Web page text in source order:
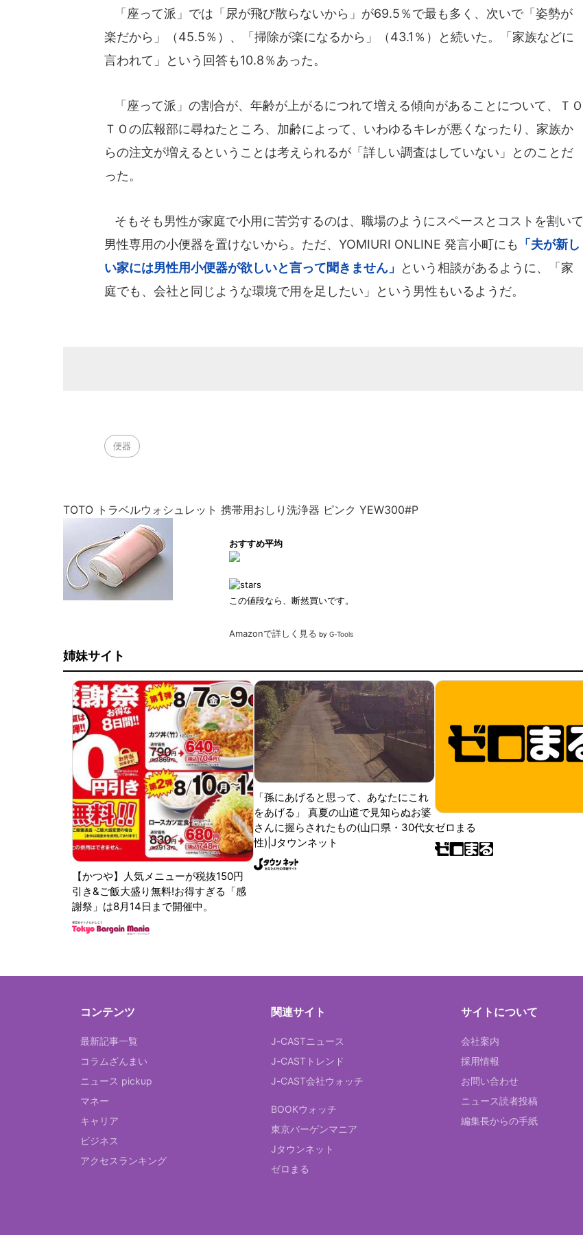
「座って派」では「尿が飛び散らないから」が69.5％で最も多く、次いで「姿勢が
楽だから」（45.5％）、「掃除が楽になるから」（43.1％）と続いた。「家族などに
言われて」という回答も10.8％あった。
「座って派」の割合が、年齢が上がるにつれて増える傾向があることについて、ＴＯ
ＴＯの広報部に尋ねたところ、加齢によって、いわゆるキレが悪くなったり、家族か
らの注文が増えるということは考えられるが「詳しい調査はしていない」とのことだ
った。
そもそも男性が家庭で小用に苦労するのは、職場のようにスペースとコストを割いて
男性専用の小便器を置けないから。ただ、YOMIURI ONLINE 発言小町にも
「夫が新し
い家には男性用小便器が欲しいと言って聞きません」
という相談があるように、「家
庭でも、会社と同じような環境で用を足したい」という男性もいるようだ。
便器
TOTO トラベルウォシュレット 携帯用おしり洗浄器 ピンク YEW300#P
おすすめ平均
この値段なら、断然買いです。
Amazonで詳しく見る by G-Tools
姉妹サイト
【かつや】人気メニューが税抜150円
引き&ご飯大盛り無料!お得すぎる「感
謝祭」は8月14日まで開催中。
「孫にあげると思って、あなたにこれ
をあげる」 真夏の山道で見知らぬお婆
さんに握らされたもの(山口県・30代女
性)|Jタウンネット
ゼロまる
コンテンツ
最新記事一覧
コラムざんまい
ニュース pickup
マネー
キャリア
ビジネス
アクセスランキング
関連サイト
J-CASTニュース
J-CASTトレンド
J-CAST会社ウォッチ
BOOKウォッチ
東京バーゲンマニア
Jタウンネット
ゼロまる
サイトについて
会社案内
採用情報
お問い合わせ
ニュース読者投稿
編集長からの手紙